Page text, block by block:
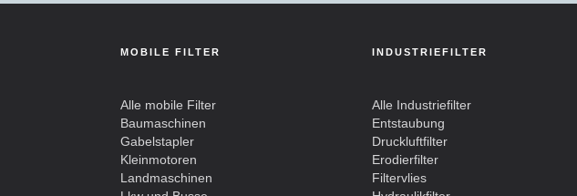
MOBILE FILTER
Alle mobile Filter
Baumaschinen
Gabelstapler
Kleinmotoren
Landmaschinen
INDUSTRIEFILTER
Alle Industriefilter
Entstaubung
Druckluftfilter
Erodierfilter
Filtervlies